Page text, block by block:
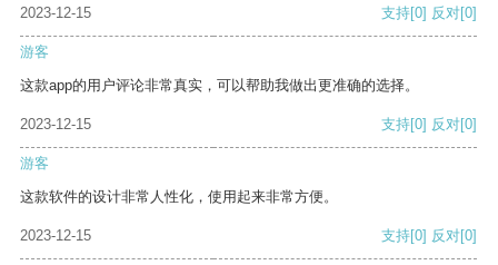
2023-12-15 支持[0] 反对[0]
游客
这款app的用户评论非常真实，可以帮助我做出更准确的选择。
2023-12-15 支持[0] 反对[0]
游客
这款软件的设计非常人性化，使用起来非常方便。
2023-12-15 支持[0] 反对[0]